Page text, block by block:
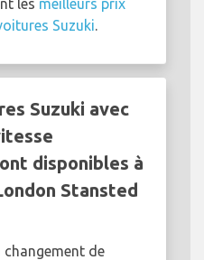
Suzuki
Suzuki avec
disponibles à
Stansted
changement de